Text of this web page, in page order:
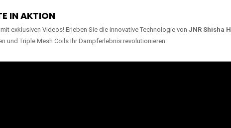
IN AKTION
exklusiven Videos! Erleben Sie die innovative Technologie von JNR Shisha
und Triple Mesh Coils Ihr Dampferlebnis revolutionieren.